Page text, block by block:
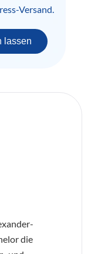
Versand.
lassen
die